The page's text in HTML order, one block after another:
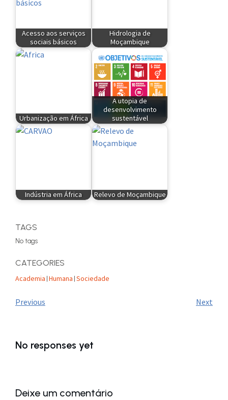
Acesso aos serviços
sociais básicos
Hidrologia de
Moçambique
Urbanização em África
A utopia de
desenvolvimento
sustentável
Indústria em África Relevo de Moçambique
TAGS
No tags
CATEGORIES
Academia |Humana |Sociedade
Previous Next
No responses yet
Deixe um comentário